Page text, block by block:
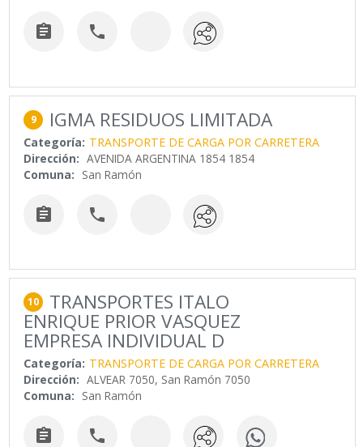
 
9 IGMA RESIDUOS LIMITADA
Categoría: TRANSPORTE DE CARGA POR CARRETERA
Dirección: AVENIDA ARGENTINA 1854 1854
Comuna: San Ramón
 
10 TRANSPORTES ITALO
ENRIQUE PRIOR VASQUEZ
EMPRESA INDIVIDUAL D
Categoría: TRANSPORTE DE CARGA POR CARRETERA
Dirección: ALVEAR 7050, San Ramón 7050
Comuna: San Ramón
 